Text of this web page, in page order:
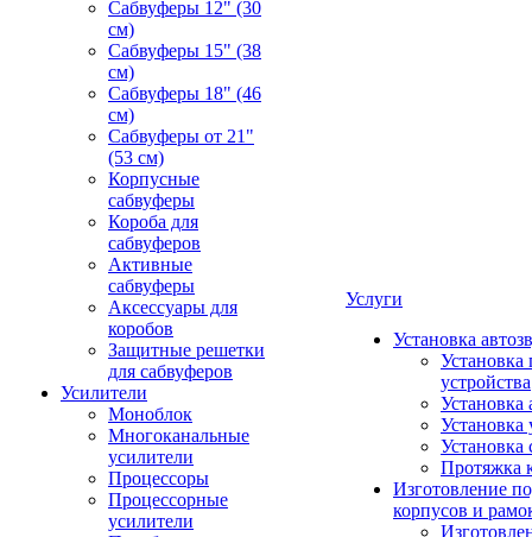
Сабвуферы 12" (30
см)
Сабвуферы 15" (38
см)
Сабвуферы 18" (46
см)
Сабвуферы от 21"
(53 см)
Корпусные
сабвуферы
Короба для
сабвуферов
Активные
сабвуферы
Аксессуары для
коробов
Защитные решетки
для сабвуферов
Усилители
Моноблок
Многоканальные
усилители
Процессоры
Процессорные
усилители
Услуги
Установка
Установка
устройства
Установка
Установка
Установка
Протяжка
Изготовление
корпусов и